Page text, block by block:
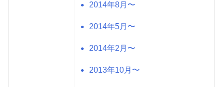
2014年8月〜
2014年5月〜
2014年2月〜
2013年10月〜